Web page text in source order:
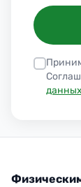
данных